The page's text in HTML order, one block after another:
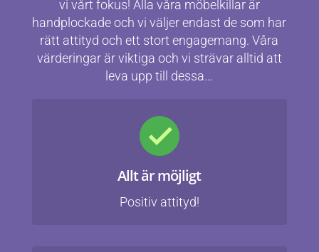
vi vårt fokus! Alla våra möbelkillar är
handplockade och vi väljer endast de som har
rätt attityd och ett stort engagemang. Våra
värderingar är viktiga och vi strävar alltid att
leva upp till dessa…
Allt är möjligt
Positiv attityd!